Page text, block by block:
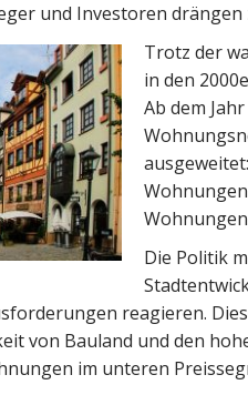
und Investoren
Trotz der
in den
Ab dem
Die Politik
reagieren.
von Bauland und den
im unteren